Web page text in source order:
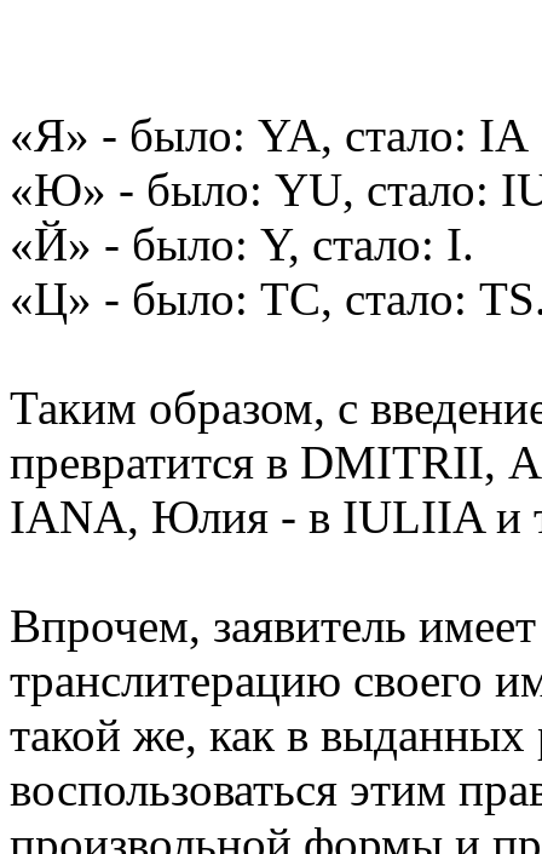
«Я» - было: YA, стало: IA
«Ю» - было: YU, стало:
«Й» - было: Y, стало: I.
«Ц» - было: TC, стало:
Таким образом, с
превратится в
IANA, Юлия - в IULIIA и
Впрочем, заявитель
транслитерацию своего
такой же, как в
воспользоваться этим